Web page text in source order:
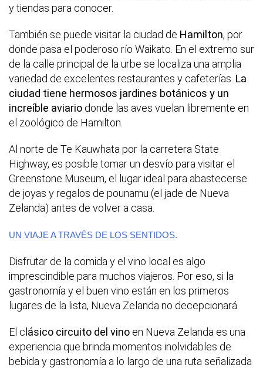
y tiendas para conocer.
También se puede visitar la ciudad de Hamilton, por
donde pasa el poderoso río Waikato. En el extremo sur
de la calle principal de la urbe se localiza una amplia
variedad de excelentes restaurantes y cafeterías. La
ciudad tiene hermosos jardines botánicos y un
increíble aviario donde las aves vuelan libremente en
el zoológico de Hamilton.
Al norte de Te Kauwhata por la carretera State
Highway, es posible tomar un desvío para visitar el
Greenstone Museum, el lugar ideal para abastecerse
de joyas y regalos de pounamu (el jade de Nueva
Zelanda) antes de volver a casa.
UN VIAJE A TRAVÉS DE LOS SENTIDOS.
Disfrutar de la comida y el vino local es algo
imprescindible para muchos viajeros. Por eso, si la
gastronomía y el buen vino están en los primeros
lugares de la lista, Nueva Zelanda no decepcionará.
El clásico circuito del vino en Nueva Zelanda es una
experiencia que brinda momentos inolvidables de
bebida y gastronomía a lo largo de una ruta señalizada